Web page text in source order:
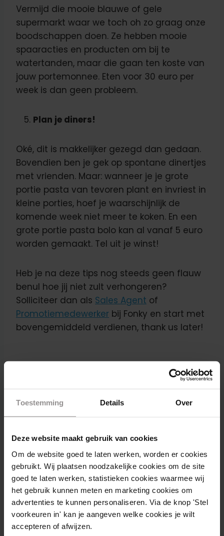
Toestemming Details Over
Deze website maakt gebruik van cookies
Om de website goed te laten werken, worden er cookies
gebruikt. Wij plaatsen noodzakelijke cookies om de site
goed te laten werken, statistieken cookies waarmee wij
het gebruik kunnen meten en marketing cookies om
advertenties te kunnen personaliseren. Via de knop 'Stel
voorkeuren in' kan je aangeven welke cookies je wilt
accepteren of afwijzen.
Vermijd die mooie blauwe of gele
supermarkt waar we toch oh zo graag onze
boodschappen doen. Ze hebben mooie
spaaracties en producten om bij te
watertanden, maar die gaan ten koste van
jouw portemonnee. Eten voor 30 euro per
week is dan geen probleem.
Plan je diners!
Oké, dit is makkelijker gezegd dan gedaan.
Bovendien ben je gek op spontane dinertjes
met vrienden. Maar: wanneer je je grote
portie pasta van tevoren plant en invriest in
kleine porties, hoef je waarschijnlijk de
komende week niet meer te koken. En een
grote portie pasta bolo kan al vanaf 5 euro
worden gemaakt. Tel uit je winst!
Heb je na deze tips nog steeds geen flauw
benul hoe jij niet zult verhongeren?
Solliciteer dan als Sales Agent of
Promotiemedewerker bij Fonky en start met
bovengemiddeld verdienen, thank us later!
Bericht
navigatie
VORIGE
Hospiteren kun je
leren: 6 hospi tips!
VOLGENDE
Low budget vakantie
in Europa: 5 tips.
Vergelijkbare berichten